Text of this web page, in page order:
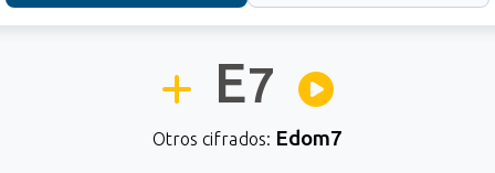
E7
Otros cifrados: Edom7